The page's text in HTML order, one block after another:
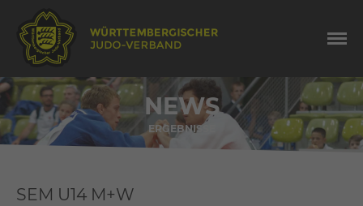
NEWS
ERGEBNISSE
SEM U14 M+W